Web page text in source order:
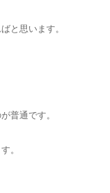
と思います。
普通です。
。